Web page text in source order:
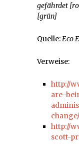
gefährdet
[grün]
Quelle:Eco
Verweise:
http://
are-
change/
http://
scott-